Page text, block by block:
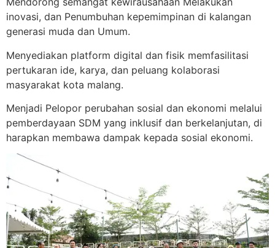
inovasi, dan Penumbuhan kepemimpinan di kalangan
generasi muda dan Umum.
Menyediakan platform digital dan fisik memfasilitasi
pertukaran ide, karya, dan peluang kolaborasi
masyarakat kota malang.
Menjadi Pelopor perubahan sosial dan ekonomi melalui
pemberdayaan SDM yang inklusif dan berkelanjutan, di
harapkan membawa dampak kepada sosial ekonomi.